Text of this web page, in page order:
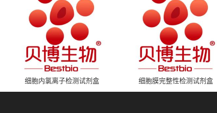
细胞内氯离子检测试剂盒 细胞膜完整性检测试剂盒